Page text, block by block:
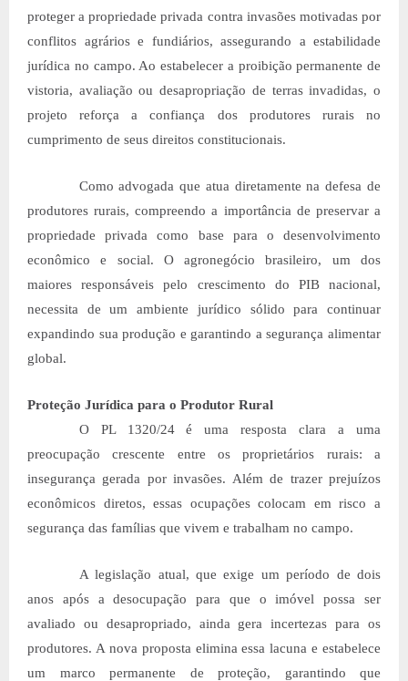
proteger a propriedade privada contra invasões motivadas por
conflitos agrários e fundiários, assegurando a estabilidade
jurídica no campo. Ao estabelecer a proibição permanente de
vistoria, avaliação ou desapropriação de terras invadidas, o
projeto reforça a confiança dos produtores rurais no
cumprimento de seus direitos constitucionais.
Como advogada que atua diretamente na defesa de
produtores rurais, compreendo a importância de preservar a
propriedade privada como base para o desenvolvimento
econômico e social. O agronegócio brasileiro, um dos
maiores responsáveis pelo crescimento do PIB nacional,
necessita de um ambiente jurídico sólido para continuar
expandindo sua produção e garantindo a segurança alimentar
global.
Proteção Jurídica para o Produtor Rural
O PL 1320/24 é uma resposta clara a uma
preocupação crescente entre os proprietários rurais: a
insegurança gerada por invasões. Além de trazer prejuízos
econômicos diretos, essas ocupações colocam em risco a
segurança das famílias que vivem e trabalham no campo.
A legislação atual, que exige um período de dois
anos após a desocupação para que o imóvel possa ser
avaliado ou desapropriado, ainda gera incertezas para os
produtores. A nova proposta elimina essa lacuna e estabelece
um marco permanente de proteção, garantindo que